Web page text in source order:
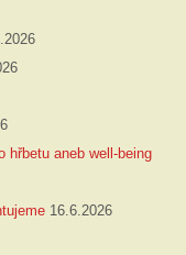
hřbetu aneb well-being
16.6.2026